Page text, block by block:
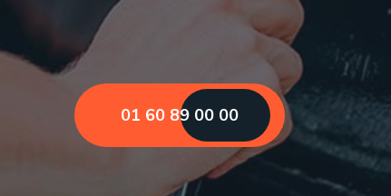
01 60 89 00 00